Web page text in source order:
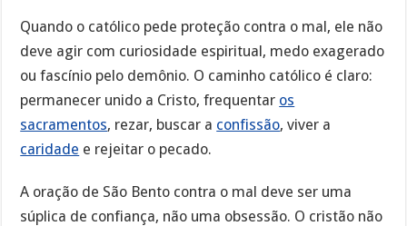
Quando o católico pede proteção contra o mal, ele não
deve agir com curiosidade espiritual, medo exagerado
ou fascínio pelo demônio. O caminho católico é claro:
permanecer unido a Cristo, frequentar os
sacramentos, rezar, buscar a confissão, viver a
caridade e rejeitar o pecado.
A oração de São Bento contra o mal deve ser uma
súplica de confiança, não uma obsessão. O cristão não